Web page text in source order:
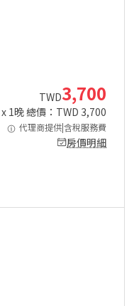
TWD3,700
1晚 總價：TWD 3,700
代理商提供|含稅服務費
房價明細